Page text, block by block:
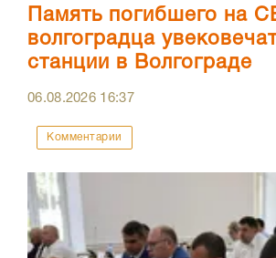
Память погибшего на
волгоградца
станции в Волгограде
06.08.2026 16:37
Комментарии